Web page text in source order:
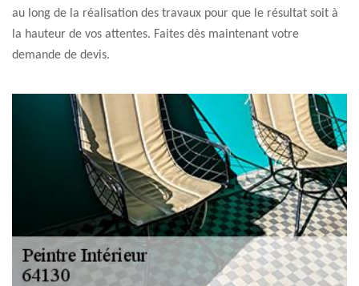
au long de la réalisation des travaux pour que le résultat soit à
la hauteur de vos attentes. Faites dès maintenant votre
demande de devis.